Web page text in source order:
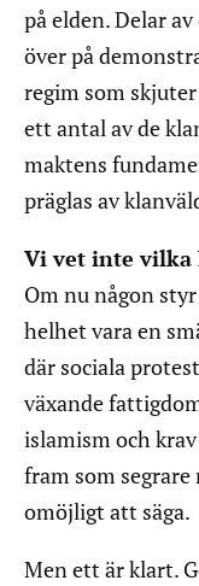
på elden. Delar
över på
regim som
ett antal av de
maktens
präglas av
Vi vet inte vilka
Om nu någon
helhet vara en
där sociala
växande
islamism och
fram som
omöjligt att säga.
Men ett är klart.